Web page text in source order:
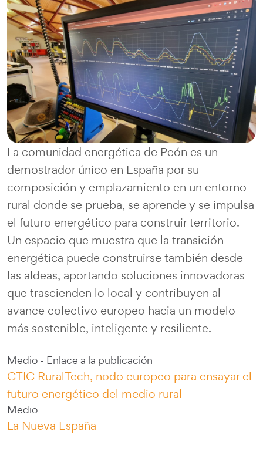
La comunidad energética de Peón es un
demostrador único en España por su
composición y emplazamiento en un entorno
rural donde se prueba, se aprende y se impulsa
el futuro energético para construir territorio.
Un espacio que muestra que la transición
energética puede construirse también desde
las aldeas, aportando soluciones innovadoras
que trascienden lo local y contribuyen al
avance colectivo europeo hacia un modelo
más sostenible, inteligente y resiliente.
Medio - Enlace a la publicación
CTIC RuralTech, nodo europeo para ensayar el
futuro energético del medio rural
Medio
La Nueva España